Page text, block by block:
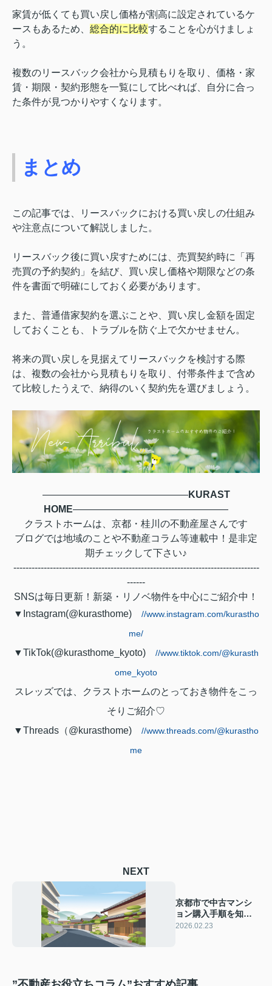
家賃が低くても買い戻し価格が割高に設定されているケ
ースもあるため、 総合的に比較することを心がけましょ
う。
複数のリースバック会社から見積もりを取り、価格・家
賃・期限・契約形態を一覧にして比べれば、自分に合っ
た条件が見つかりやすくなります。
まとめ
この記事では、リースバックにおける買い戻しの仕組み
や注意点について解説しました。
リースバック後に買い戻すためには、売買契約時に「再
売買の予約契約」を結び、買い戻し価格や期限などの条
件を書面で明確にしておく必要があります。
また、普通借家契約を選ぶことや、買い戻し金額を固定
しておくことも、トラブルを防ぐ上で欠かせません。
将来の買い戻しを見据えてリースバックを検討する際
は、複数の会社から見積もりを取り、付帯条件まで含め
て比較したうえで、納得のいく契約先を選びましょう。
―――――――――――――――KURAST
HOME――――――――――――――――
クラストホームは、京都・桂川の不動産屋さんです
ブログでは地域のことや不動産コラム等連載中！是非定
期チェックして下さい♪
---------------------------------------------------------------------------------
------
SNSは毎日更新！新築・リノベ物件を中心にご紹介中！
▼Instagram(@kurasthome) //www.instagram.com/kurastho
me/
▼TikTok(@kurasthome_kyoto) //www.tiktok.com/@kurasth
ome_kyoto
スレッズでは、クラストホームのとっておき物件をこっ
そりご紹介♡
▼Threads（@kurasthome) //www.threads.com/@kurastho
me
NEXT
京都市で中古マンシ
ョン購入手順を知り
たい方必見！初めて
2026.02.23